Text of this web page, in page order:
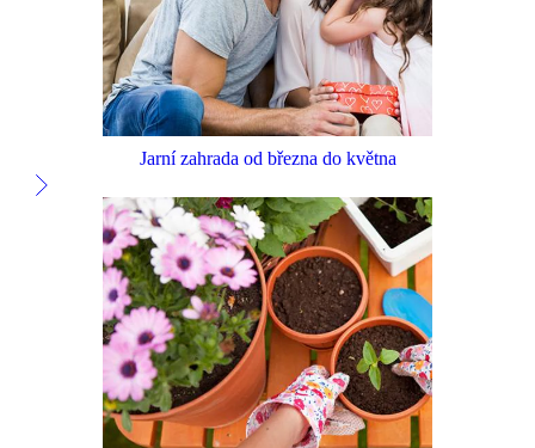
Jarní zahrada od března do května